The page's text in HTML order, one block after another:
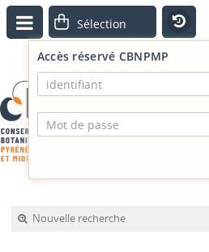
Accès réservé CBNPMP
Nouvelle recherche